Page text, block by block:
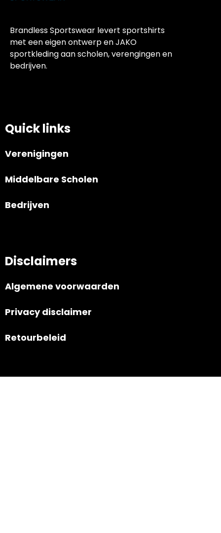
Brandless Sportswear levert sportshirts
met een eigen ontwerp en JAKO
sportkleding aan scholen, verengingen en
bedrijven.
Quick links
Verenigingen
Middelbare Scholen
Bedrijven
Disclaimers
Algemene voorwaarden
Privacy disclaimer
Retourbeleid